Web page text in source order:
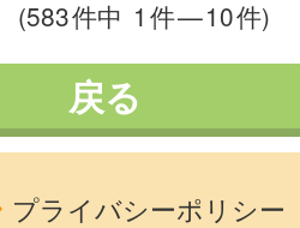
(583件中 1 件—10件)
戻る
プライバシーポリシー